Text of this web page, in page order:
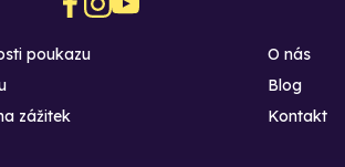
poukazu
zážitek
O nás
Blog
Kontakt